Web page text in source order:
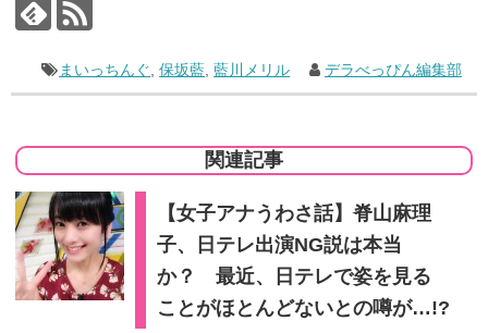
まいっちんぐ,保坂藍,藍川メリル デラべっぴん編集部
関連記事
【女子アナうわさ話】脊山麻理
子、日テレ出演NG説は本当
か？ 最近、日テレで姿を見る
ことがほとんどないとの噂が…!?